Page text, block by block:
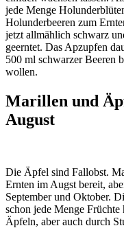
jede Menge
Holunderbeeren zum
jetzt allmählich schwarz
geerntet. Das Apzupfen
500 ml schwarzer Beeren
wollen.
Marillen und
August
Die Äpfel sind Fallobst.
Ernten im Augst bereit,
September und Oktober.
schon jede Menge
Äpfeln, aber auch durch